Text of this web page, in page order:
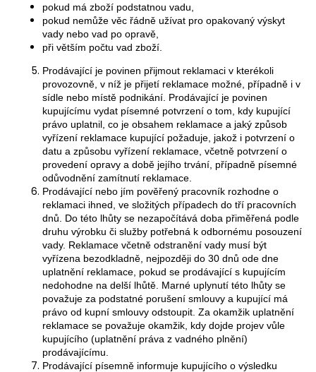
pokud má zboží podstatnou vadu,
pokud nemůže věc řádně užívat pro opakovaný výskyt
vady nebo vad po opravě,
při větším počtu vad zboží.
Prodávající je povinen přijmout reklamaci v kterékoli
provozovně, v níž je přijetí reklamace možné, případně i v
sídle nebo místě podnikání. Prodávající je povinen
kupujícímu vydat písemné potvrzení o tom, kdy kupující
právo uplatnil, co je obsahem reklamace a jaký způsob
vyřízení reklamace kupující požaduje, jakož i potvrzení o
datu a způsobu vyřízení reklamace, včetně potvrzení o
provedení opravy a době jejího trvání, případně písemné
odůvodnění zamítnutí reklamace.
Prodávající nebo jím pověřený pracovník rozhodne o
reklamaci ihned, ve složitých případech do tří pracovních
dnů. Do této lhůty se nezapočítává doba přiměřená podle
druhu výrobku či služby potřebná k odbornému posouzení
vady. Reklamace včetně odstranění vady musí být
vyřízena bezodkladně, nejpozději do 30 dnů ode dne
uplatnění reklamace, pokud se prodávající s kupujícím
nedohodne na delší lhůtě. Marné uplynutí této lhůty se
považuje za podstatné porušení smlouvy a kupující má
právo od kupní smlouvy odstoupit. Za okamžik uplatnění
reklamace se považuje okamžik, kdy dojde projev vůle
kupujícího (uplatnění práva z vadného plnění)
prodávajícímu.
Prodávající písemně informuje kupujícího o výsledku